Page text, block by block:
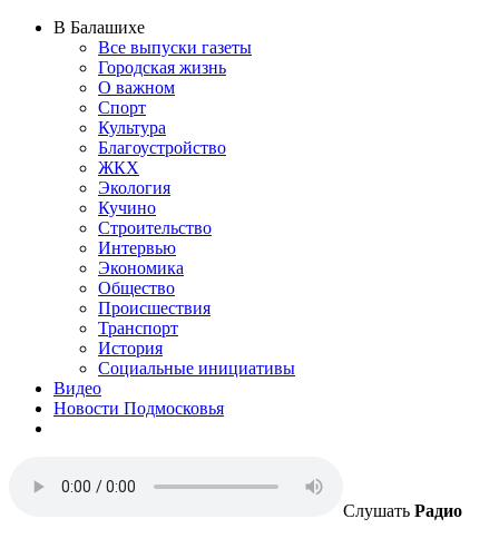
В Балашихе
Все выпуски газеты
Городская жизнь
О важном
Спорт
Культура
Благоустройство
ЖКХ
Экология
Кучино
Строительство
Интервью
Экономика
Общество
Происшествия
Транспорт
История
Социальные инициативы
Видео
Новости Подмосковья
Слушать Радио